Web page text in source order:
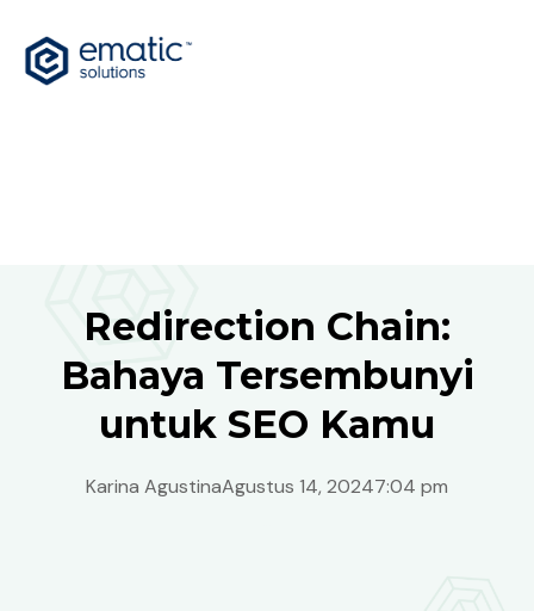
Redirection Chain:
Bahaya Tersembunyi
untuk SEO Kamu
Karina AgustinaAgustus 14, 20247:04 pm